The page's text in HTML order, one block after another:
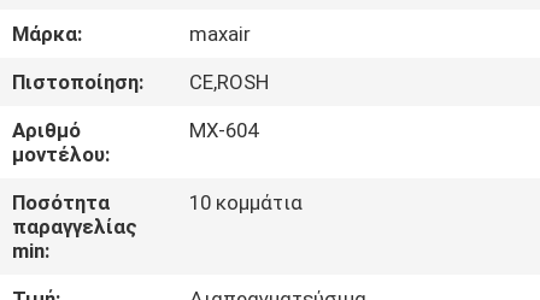
ΓΎΡΟΣ
ΕΡΓΟΣΤΑΣΊΩΝ
ΠΟΙΟΤΙΚΌΣ
ΈΛΕΓΧΟΣ
Μάρκα:
maxair
Πιστοποίηση:
CE,ROSH
Αριθμό
μοντέλου:
MX-604
Ποσότητα
παραγγελίας
min:
10 κομμάτια